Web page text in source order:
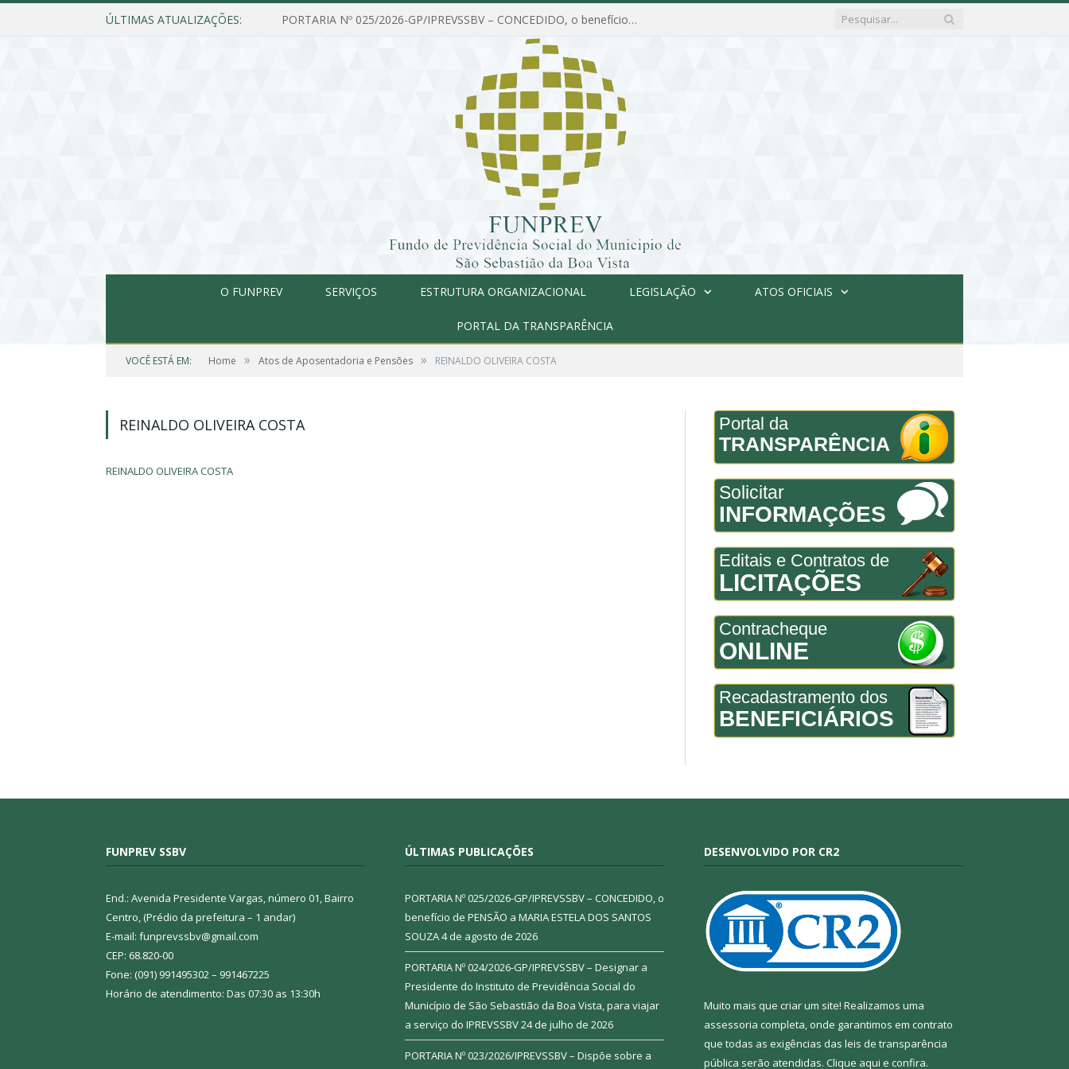
ÚLTIMAS ATUALIZAÇÕES: PORTARIA Nº 025/2026-GP/IPREVSSBV – CONCEDIDO, o benefício de PENSÃO a MARIA ESTELA DOS SANTOS SOUZA
O FUNPREV SERVIÇOS ESTRUTURA ORGANIZACIONAL LEGISLAÇÃO ATOS OFICIAIS
PORTAL DA TRANSPARÊNCIA
VOCÊ ESTÁ EM: Home » Atos de Aposentadoria e Pensões » REINALDO OLIVEIRA COSTA
REINALDO OLIVEIRA COSTA
REINALDO OLIVEIRA COSTA
Portal da
TRANSPARÊNCIA
Solicitar
INFORMAÇÕES
Editais e Contratos de
LICITAÇÕES
Contracheque
ONLINE
Recadastramento dos
BENEFICIÁRIOS
FUNPREV SSBV
End.: Avenida Presidente Vargas, número 01, Bairro
Centro, (Prédio da prefeitura – 1 andar)
E-mail: funprevssbv@gmail.com
CEP: 68.820-00
Fone: (091) 991495302 – 991467225
Horário de atendimento: Das 07:30 as 13:30h
ÚLTIMAS PUBLICAÇÕES
PORTARIA Nº 025/2026-GP/IPREVSSBV – CONCEDIDO, o
benefício de PENSÃO a MARIA ESTELA DOS SANTOS
SOUZA4 de agosto de 2026
PORTARIA Nº 024/2026-GP/IPREVSSBV – Designar a
Presidente do Instituto de Previdência Social do
Município de São Sebastião da Boa Vista, para viajar
a serviço do IPREVSSBV24 de julho de 2026
PORTARIA Nº 023/2026/IPREVSSBV – Dispõe sobre a
DESENVOLVIDO POR CR2
Muito mais que criar um site! Realizamos uma
assessoria completa, onde garantimos em contrato
que todas as exigências das leis de transparência
pública serão atendidas. Clique aqui e confira.